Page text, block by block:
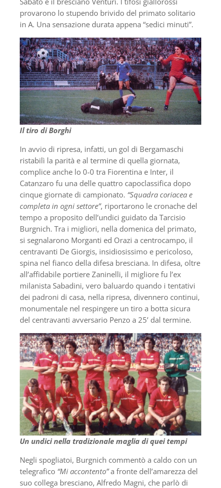
provarono lo stupendo brivido del primato solitario
in A. Una sensazione durata appena “sedici minuti”.
Il tiro di Borghi
In avvio di ripresa, infatti, un gol di Bergamaschi
ristabilì la parità e al termine di quella giornata,
complice anche lo 0-0 tra Fiorentina e Inter, il
Catanzaro fu una delle quattro capoclassifica dopo
cinque giornate di campionato. “Squadra coriacea e
completa in ogni settore”, riportarono le cronache del
tempo a proposito dell’undici guidato da Tarcisio
Burgnich. Tra i migliori, nella domenica del primato,
si segnalarono Morganti ed Orazi a centrocampo, il
centravanti De Giorgis, insidiosissimo e pericoloso,
spina nel fianco della difesa bresciana. In difesa, oltre
all’affidabile portiere Zaninelli, il migliore fu l’ex
milanista Sabadini, vero baluardo quando i tentativi
dei padroni di casa, nella ripresa, divennero continui,
monumentale nel respingere un tiro a botta sicura
del centravanti avversario Penzo a 25’ dal termine.
Un undici nella tradizionale maglia di quei tempi
Negli spogliatoi, Burgnich commentò a caldo con un
telegrafico “Mi accontento”a fronte dell’amarezza del
suo collega bresciano, Alfredo Magni, che parlò di